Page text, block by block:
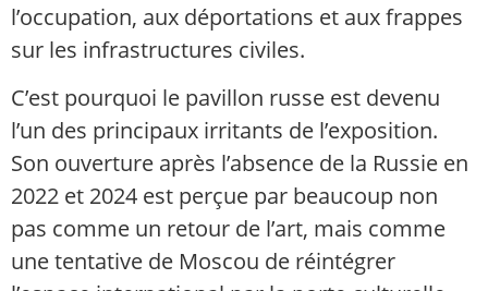
l’occupation, aux déportations et aux frappes
sur les infrastructures civiles.
C’est pourquoi le pavillon russe est devenu
l’un des principaux irritants de l’exposition.
Son ouverture après l’absence de la Russie en
2022 et 2024 est perçue par beaucoup non
pas comme un retour de l’art, mais comme
une tentative de Moscou de réintégrer